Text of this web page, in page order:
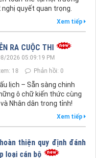
quyết quan trọng.
Xem tiếp
RA CUỘC THI
2026 05:09:19 PM
18
Phản hồi: 0
lịch – Sẵn sàng chinh
ô chữ kiến thức cùng
Nhân dân trong tỉnh!
Xem tiếp
thiện quy định đánh
loại cán bộ